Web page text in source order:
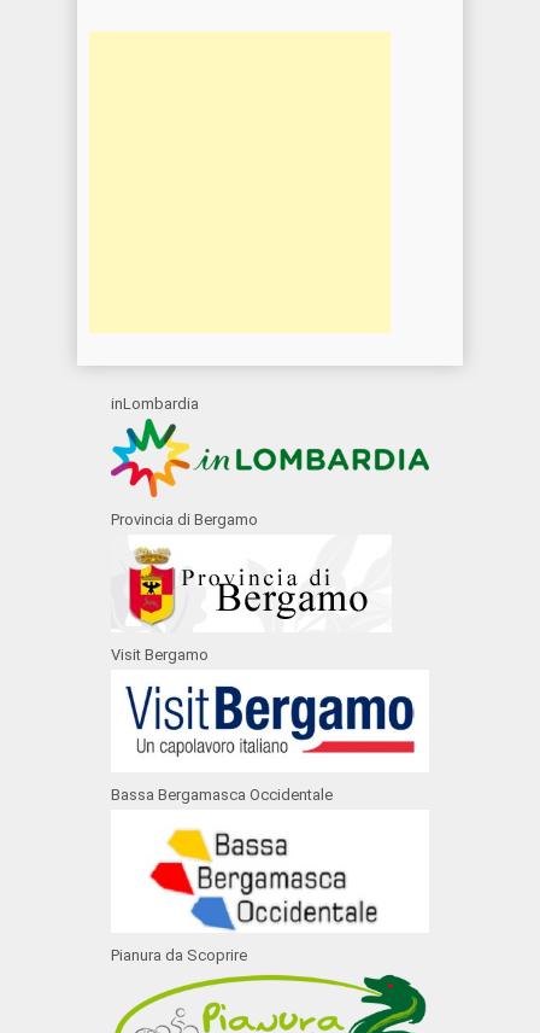
inLombardia
Provincia di Bergamo
Visit Bergamo
Bassa Bergamasca Occidentale
Pianura da Scoprire